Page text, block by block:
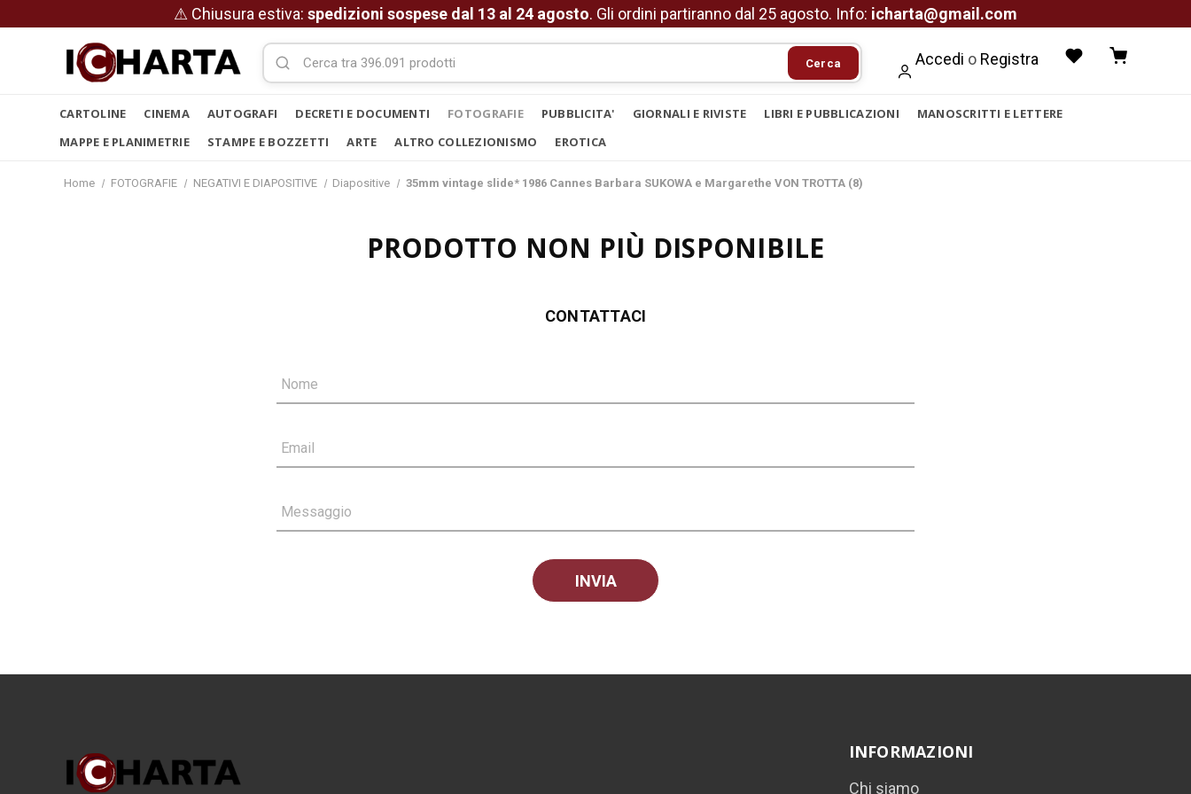
⚠ Chiusura estiva: spedizioni sospese dal 13 al 24 agosto. Gli ordini partiranno dal 25 agosto. Info: icharta@gmail.com
Cerca Accedi o Registra
CARTOLINE CINEMA AUTOGRAFI DECRETI E DOCUMENTI FOTOGRAFIE PUBBLICITA' GIORNALI E RIVISTE LIBRI E PUBBLICAZIONI
MANOSCRITTI E LETTERE
MAPPE E PLANIMETRIE
STAMPE E BOZZETTI ARTE ALTRO COLLEZIONISMO EROTICA
Home FOTOGRAFIE NEGATIVI E DIAPOSITIVE Diapositive 35mm vintage slide* 1986 Cannes Barbara SUKOWA e Margarethe VON TROTTA (8)
PRODOTTO NON PIÙ DISPONIBILE
CONTATTACI
Nome
Email
Messaggio
INFORMAZIONI
Chi siamo